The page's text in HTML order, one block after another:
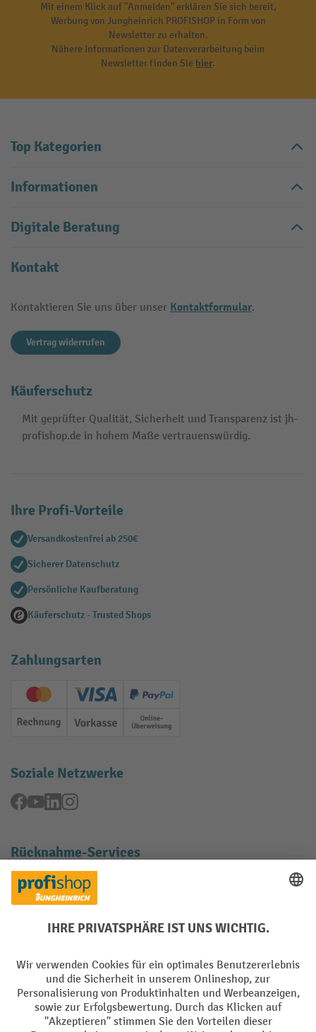
Mit einem Klick auf "Anmelden" erklären Sie sich bereit,
Werbung von Jungheinrich PROFISHOP in Form von
Newsletter zu erhalten.
Nähere Informationen zur Datenverarbeitung beim
Newsletter finden Sie hier.
Top Kategorien
Informationen
Digitale Beratung
Kontakt
Kontaktieren Sie uns über unser Kontaktformular.
Vertrag widerrufen
Käuferschutz
Mit geprüfter Qualität, Sicherheit und Transparenz ist jh-
profishop.de in hohem Maße vertrauenswürdig.
Ihre Profi-Vorteile
Versandkostenfrei ab 250€
Sicherer Datenschutz
Persönliche Kaufberatung
Käuferschutz - Trusted Shops
Zahlungsarten
Creditcard (Master)Creditcard (Visa)
PayPal
Rechnung Vorkasse Online-Überweisung
Soziale Netzwerke
Facebook
YouTubeLinkedInInstagram
Rücknahme-Services
Elektrogeräte Rückname
Batterie Rückname
Impressum Datenschutz